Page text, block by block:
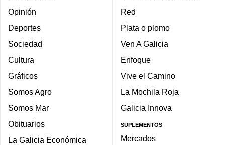
Opinión
Deportes
Sociedad
Cultura
Gráficos
Somos Agro
Somos Mar
Obituarios
La Galicia Económica
Red
Plata o plomo
Ven A Galicia
Enfoque
Vive el Camino
La Mochila Roja
Galicia Innova
SUPLEMENTOS
Mercados